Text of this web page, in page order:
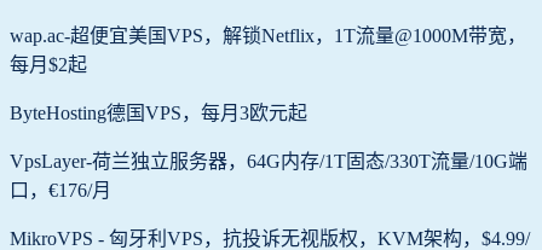
wap.ac-超便宜美国VPS，解锁Netflix，1T流量@1000M带宽，
每月$2起
ByteHosting德国VPS，每月3欧元起
VpsLayer-荷兰独立服务器，64G内存/1T固态/330T流量/10G端
口，€176/月
MikroVPS - 匈牙利VPS，抗投诉无视版权，KVM架构，$4.99/